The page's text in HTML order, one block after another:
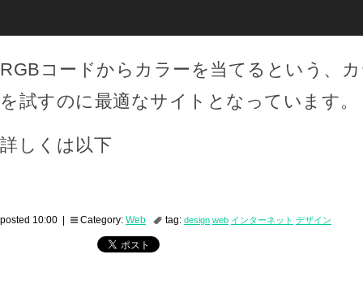
RGBコードからカラーを当てるという、
を試すのに最適なサイトとなっています。
詳しくは以下
posted 10:00 | Category: Web tag: design web インターネット デザイン